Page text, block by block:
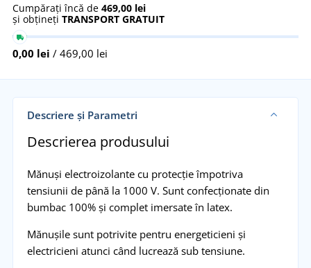
Cumpărați încă de 469,00 lei
și obțineți TRANSPORT GRATUIT
0,00 lei / 469,00 lei
Descriere și Parametri
Descrierea produsului
Mănuși electroizolante cu protecție împotriva
tensiunii de până la 1000 V. Sunt confecționate din
bumbac 100% și complet imersate în latex.
Mănușile sunt potrivite pentru energeticieni și
electricieni atunci când lucrează sub tensiune.